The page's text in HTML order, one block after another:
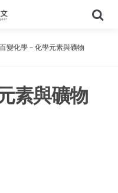
尋
百變化學－化學元素與礦物
素與礦物